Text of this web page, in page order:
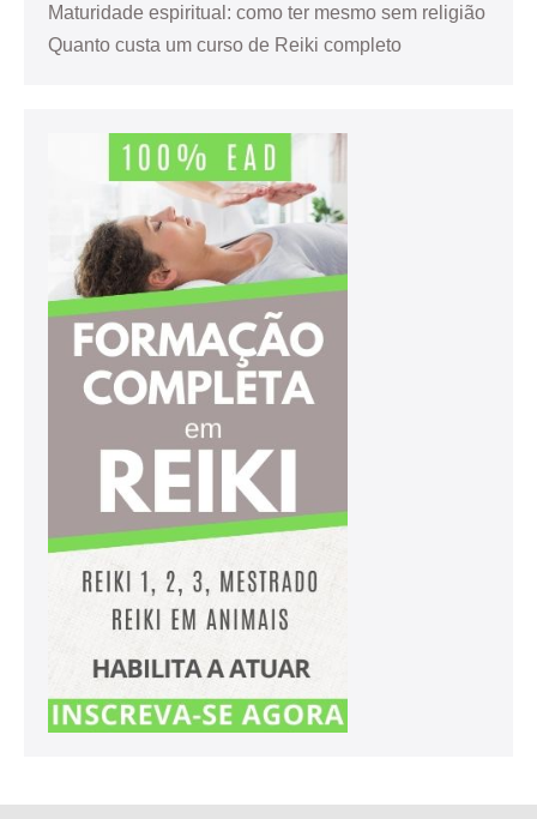
Maturidade espiritual: como ter mesmo sem religião
Quanto custa um curso de Reiki completo